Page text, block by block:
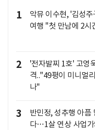
1
악뮤 이수현, '김성
여행 "첫 만남에 2시
2
'전자발찌 1호' 고영
격.."49평이 미니멀
나"
3
반민정, 성추행 아픔
다…1살 연상 사업